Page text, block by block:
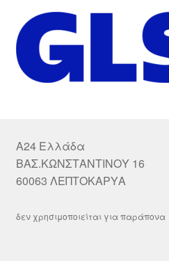
A24 Ελλάδα
ΒΑΣ.ΚΩΝΣΤΑΝΤΙΝΟΥ 16
60063 ΛΕΠΤΟΚΑΡΥΑ
δεν χρησιμοποιείται για παράπονα